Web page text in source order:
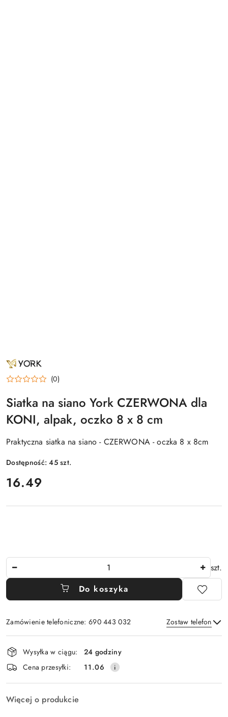
NAZWA
PRODUCENTA:
YORK (0)
Siatka na siano York CZERWONA dla
KONI, alpak, oczko 8 x 8 cm
Praktyczna siatka na siano - CZERWONA - oczka 8 x 8cm
Dostępność:45szt.
cena:
16.49
szt.
Do koszyka
Zamówienie telefoniczne: 690 443 032 Zostaw telefon
Wyślij
Dostępność
i
dostawa
Wysyłka w ciągu:
24 godziny
Cena przesyłki:
11.06
Więcej o produkcie